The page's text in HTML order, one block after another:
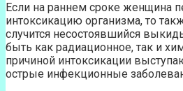
Если на раннем сроке женщина
интоксикацию организма, то
случится несостоявшийся
быть как радиационное, так и
причиной интоксикации
острые инфекционные